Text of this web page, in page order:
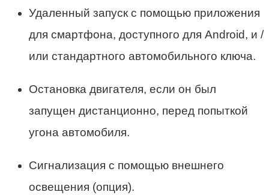
Удаленный запуск с помощью приложения
для смартфона, доступного для Android, и /
или стандартного автомобильного ключа.
Остановка двигателя, если он был
запущен дистанционно, перед попыткой
угона автомобиля.
Сигнализация с помощью внешнего
освещения (опция).